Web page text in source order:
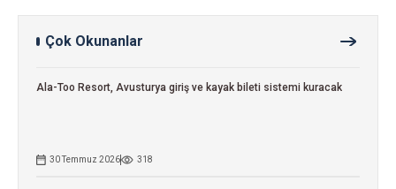
Çok Okunanlar
Ala-Too Resort, Avusturya giriş ve kayak bileti sistemi kuracak
30 Temmuz 2026 318